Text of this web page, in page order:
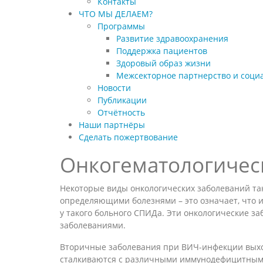
ЧТО МЫ ДЕЛАЕМ?
Программы
Развитие здравоохранения
Поддержка пациентов
Здоровый образ жизни
Межсекторное партнерство и
Новости
Публикации
Отчётность
Наши партнёры
Сделать пожертвование
Некоторые виды онкологических заболеваний
определяющими болезнями – это означает, что
у такого больного СПИДа. Эти онкологические
заболеваниями.
Вторичные заболевания при ВИЧ-инфекции
сталкиваются с различными